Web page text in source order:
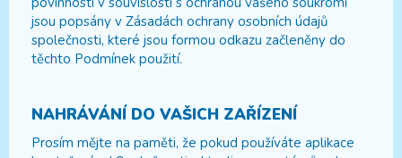
jsou popsány v Zásadách ochrany osobních údajů
společnosti, které jsou formou odkazu začleněny do
těchto Podmínek použití.
NAHRÁVÁNÍ DO VAŠICH ZAŘÍZENÍ
Prosím mějte na paměti, že pokud používáte aplikace